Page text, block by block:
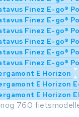
Finez E-go®
Finez E-go®
Finez E-go®
Finez E-go®
Finez E-go®
Finez E-go®
E Horizon
E Horizon
E Horizon
nog 760